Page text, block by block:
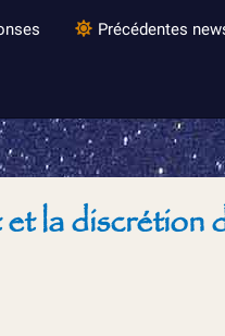
Précédentes
la discrétion